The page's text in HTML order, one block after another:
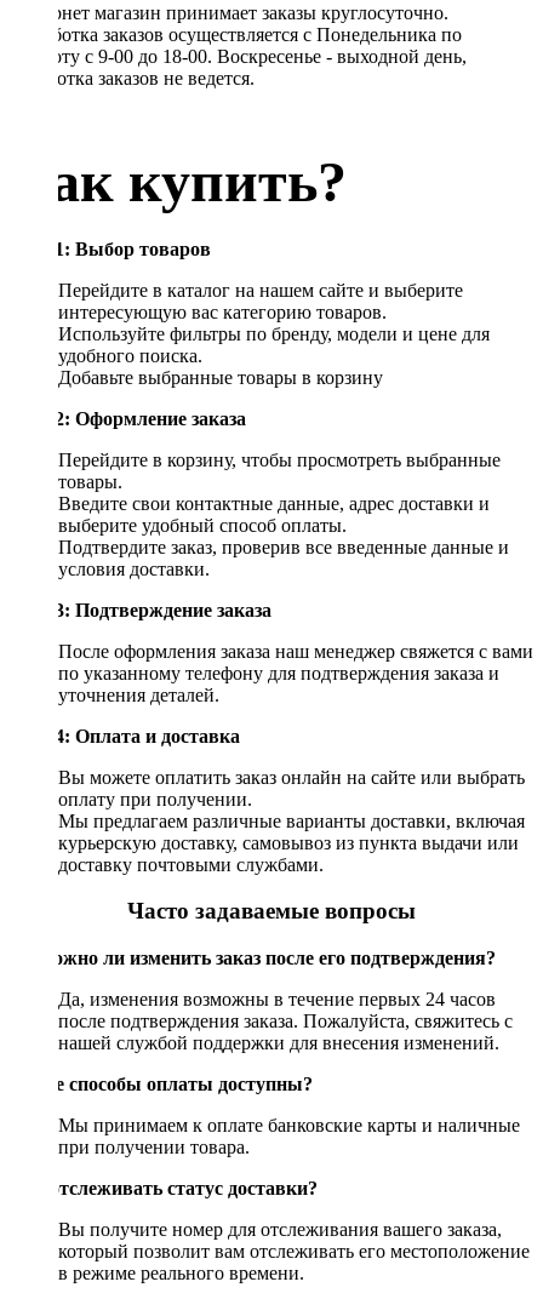
Интернет магазин принимает заказы круглосуточно.
Обработка заказов осуществляется с Понедельника по
Субботу с 9-00 до 18-00. Воскресенье - выходной день,
обработка заказов не ведется.
Как купить?
Шаг 1: Выбор товаров
Перейдите в каталог на нашем сайте и выберите
интересующую вас категорию товаров.
Используйте фильтры по бренду, модели и цене для
удобного поиска.
Добавьте выбранные товары в корзину
Шаг 2: Оформление заказа
Перейдите в корзину, чтобы просмотреть выбранные
товары.
Введите свои контактные данные, адрес доставки и
выберите удобный способ оплаты.
Подтвердите заказ, проверив все введенные данные и
условия доставки.
Шаг 3: Подтверждение заказа
После оформления заказа наш менеджер свяжется с вами
по указанному телефону для подтверждения заказа и
уточнения деталей.
Шаг 4: Оплата и доставка
Вы можете оплатить заказ онлайн на сайте или выбрать
оплату при получении.
Мы предлагаем различные варианты доставки, включая
курьерскую доставку, самовывоз из пункта выдачи или
доставку почтовыми службами.
Часто задаваемые вопросы
Возможно ли изменить заказ после его подтверждения?
Да, изменения возможны в течение первых 24 часов
после подтверждения заказа. Пожалуйста, свяжитесь с
нашей службой поддержки для внесения изменений.
Какие способы оплаты доступны?
Мы принимаем к оплате банковские карты и наличные
при получении товара.
Как отслеживать статус доставки?
Вы получите номер для отслеживания вашего заказа,
который позволит вам отслеживать его местоположение
в режиме реального времени.